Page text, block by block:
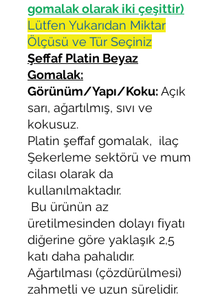
gomalak olarak iki çeşittir)
Lütfen Yukarıdan Miktar
Ölçüsü ve Tür Seçiniz
Şeffaf Platin Beyaz
Gomalak:
Görünüm/Yapı/Koku:Açık
sarı, ağartılmış, sıvı ve
kokusuz.
Platin şeffaf gomalak, ilaç
Şekerleme sektörü ve mum
cilası olarak da
kullanılmaktadır.
Bu ürünün az
üretilmesinden dolayı fiyatı
diğerine göre yaklaşık 2,5
katı daha pahalıdır.
Ağartılması (çözdürülmesi)
zahmetli ve uzun sürelidir.